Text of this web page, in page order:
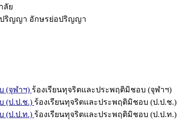
ลัย
ริญญา อักษรย่อปริญญา
(จุฬาฯ) ร้องเรียนทุจริตและประพฤติมิชอบ (จุฬาฯ)
(ป.ป.ช.) ร้องเรียนทุจริตและประพฤติมิชอบ (ป.ป.ช.)
(ป.ป.ท.) ร้องเรียนทุจริตและประพฤติมิชอบ (ป.ป.ท.)